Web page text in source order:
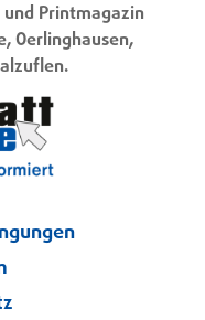
Printmagazin
Oerlinghausen,